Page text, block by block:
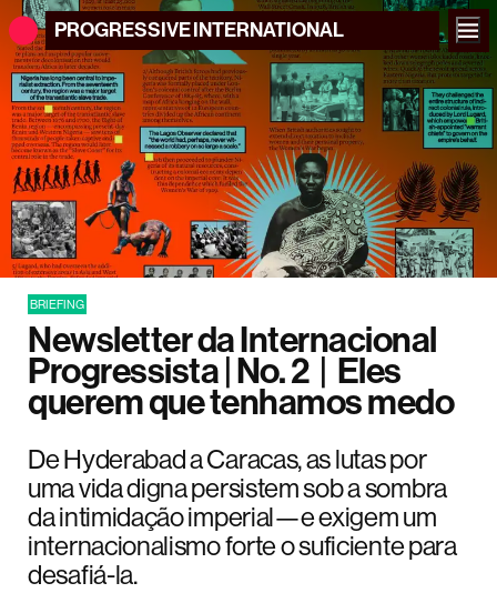
PROGRESSIVEINTERNATIONAL
BRIEFING
Newsletter da Internacional
Progressista | No. 2 | Eles
querem que tenhamos medo
De Hyderabad a Caracas, as lutas por
uma vida digna persistem sob a sombra
da intimidação imperial—e exigem um
internacionalismo forte o suficiente para
desafiá-la.